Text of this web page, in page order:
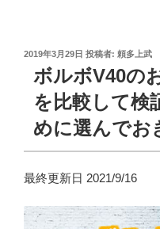
投
日:
2019年3月29日 投稿者: 頼多上武
ボルボV40の
を比較して検
めに選んでお
最終更新日 2021/9/16